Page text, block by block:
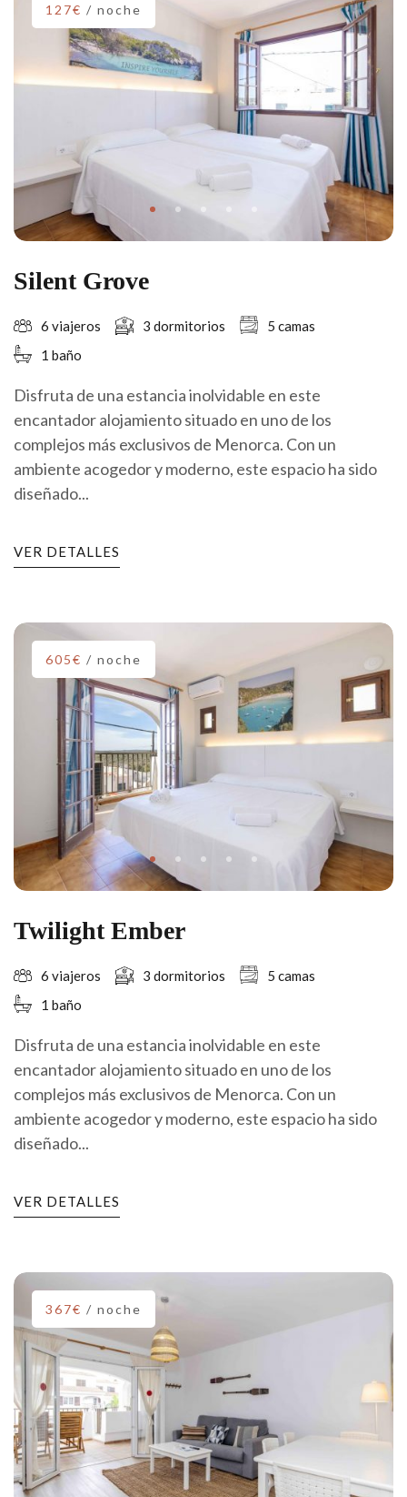
127€ / noche
Silent Grove
6 viajeros 3 dormitorios
5 camas
1 baño
Disfruta de una estancia inolvidable en este
encantador alojamiento situado en uno de los
complejos más exclusivos de Menorca. Con un
ambiente acogedor y moderno, este espacio ha sido
diseñado...
VER DETALLES
605€ / noche
Twilight Ember
6 viajeros 3 dormitorios
5 camas
1 baño
Disfruta de una estancia inolvidable en este
encantador alojamiento situado en uno de los
complejos más exclusivos de Menorca. Con un
ambiente acogedor y moderno, este espacio ha sido
diseñado...
VER DETALLES
367€ / noche